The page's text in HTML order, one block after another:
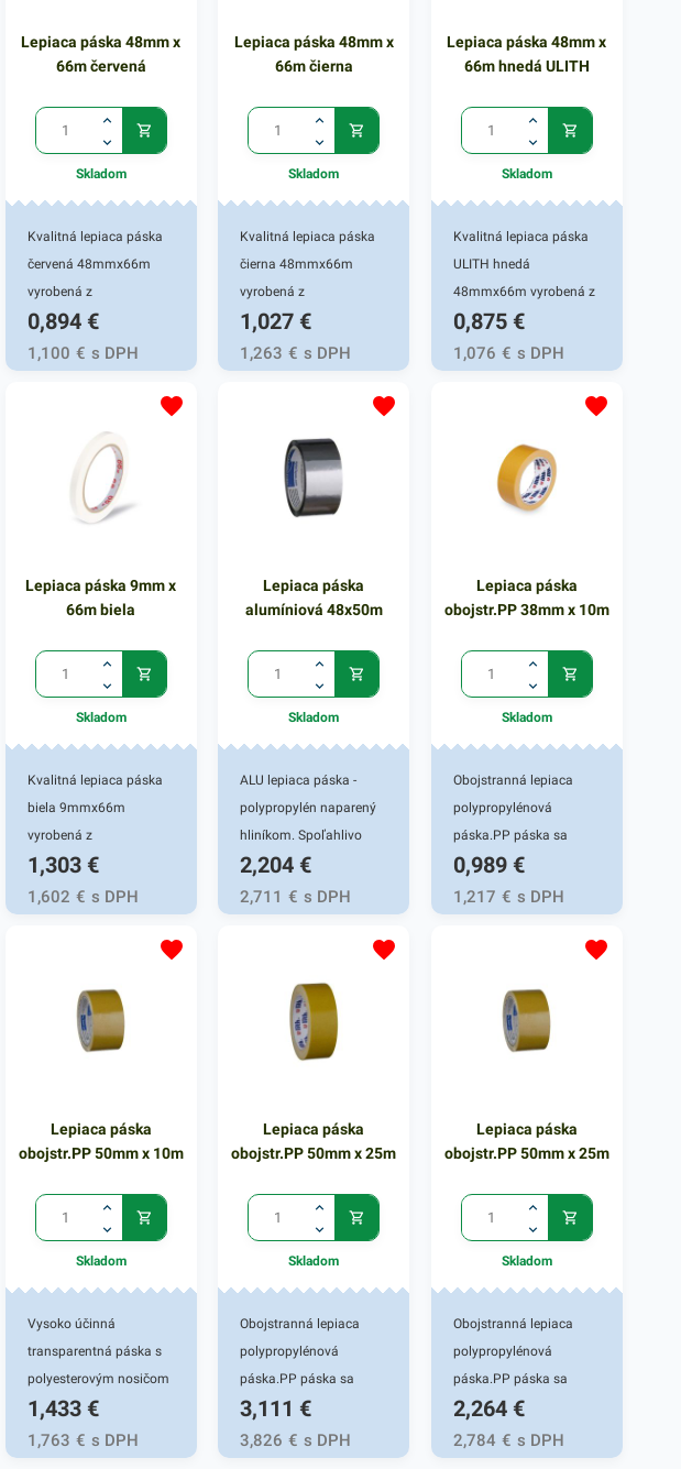
Lepiaca páska 48mm x
66m červená
Skladom
Kvalitná lepiaca páska
červená 48mmx66m
vyrobená z
polypropylénu.
Vyznačuje sa vysokou
lepivosťou a je výborná
balenie kartónov. Šírka
pásky: 48 mm Návin
/dĺžka/: 66 m Cena za 1
0,894 €
1,100 € s DPH
Lepiaca páska 48mm x
66m čierna
Skladom
Kvalitná lepiaca páska
čierna 48mmx66m
vyrobená z
polypropylénu.
Vyznačuje sa vysokou
lepivosťou a je výborná
pásky: 48 mm Návin
/dĺžka/: 66 m Cena za 1
1,027 €
1,263 € s DPH
Lepiaca páska 48mm x
66m hnedá ULITH
Skladom
Kvalitná lepiaca páska
ULITH hnedá
48mmx66m vyrobená z
polypropylénu.
Vyznačuje sa vysokou
lepivosťou a je výborná
pásky: 48 mm Návin
/dĺžka/: 66 m Cena za 1
0,875 €
1,076 € s DPH
Lepiaca páska 9mm x
66m biela
Skladom
Kvalitná lepiaca páska
biela 9mmx66m
vyrobená z
polypropylénu.
Vyznačuje sa vysokou
lepivosťou a je výborná
na jednoduchú prácu s
kartónov. Šírka pásky: 9
mm Návin /dĺžka/: 66 m
Cena za 1 ks
1,303 €
1,602 € s DPH
Lepiaca páska
alumíniová 48x50m
Skladom
ALU lepiaca páska -
polypropylén naparený
hliníkom. Spoľahlivo
utesní a prelepí ryhy
izolačných materiálov.
Je vysoko lepivá,
nehorľavá, odolná voči
ostraňuje. 48x50 -
šírka/návin
2,204 €
2,711 € s DPH
Lepiaca páska
obojstr.PP 38mm x 10m
Skladom
Obojstranná lepiaca
polypropylénová
páska.PP páska sa
používa na lepenie
kobercov, dekoračných
predmetov a iných
0,989 €
1,217 € s DPH
Lepiaca páska
obojstr.PP 50mm x 10m
Skladom
Vysoko účinná
transparentná páska s
polyesterovým nosičom
s lepidlom z upraveného
akrylátu. Je vhodná na
aplikácie, ktoré
1,433 €
1,763 € s DPH
Lepiaca páska
obojstr.PP 50mm x 25m
Skladom
Obojstranná lepiaca
polypropylénová
páska.PP páska sa
používa na lepenie
kobercov, dekoračných
predmetov a iných
3,111 €
3,826 € s DPH
Lepiaca páska
obojstr.PP 50mm x 25m
Skladom
Obojstranná lepiaca
polypropylénová
páska.PP páska sa
používa na lepenie
kobercov, dekoračných
predmetov a iných
2,264 €
2,784 € s DPH